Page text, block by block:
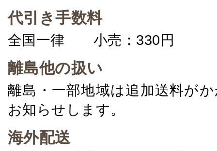
代引き手数料
全国一律 小売：330円 卸
離島他の扱い
離島・一部地域は追加送料が
お知らせします。
海外配送